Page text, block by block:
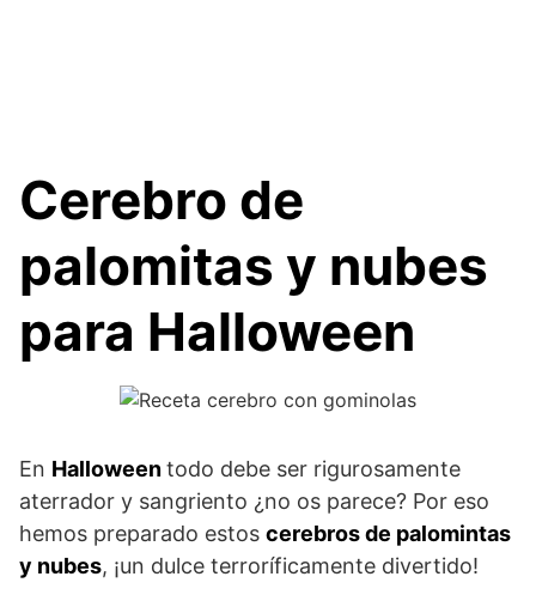
Cerebro de
palomitas y nubes
para Halloween
En Halloweentodo debe ser rigurosamente
aterrador y sangriento ¿no os parece? Por eso
hemos preparado estos cerebros de palomintas
y nubes, ¡un dulce terroríficamente divertido!